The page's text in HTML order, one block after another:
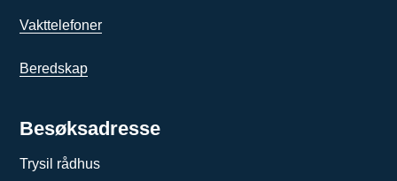
Vakttelefoner
Beredskap
Besøksadresse
Trysil rådhus